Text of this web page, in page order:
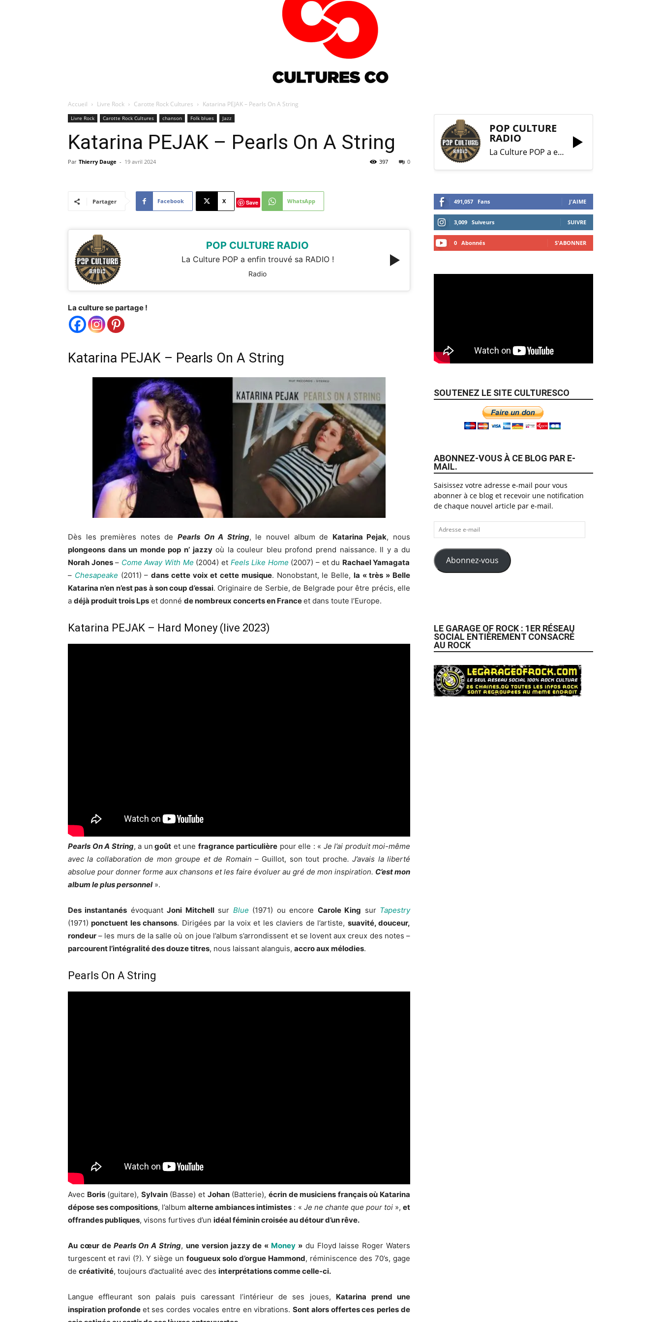
Accueil Livre Rock Carotte Rock Cultures Katarina PEJAK – Pearls On A String
Livre Rock Carotte Rock Cultures chanson Folk blues Jazz
Katarina PEJAK – Pearls On A String
Par Thierry Dauge - 19 avril 2024 0
397
Partager Facebook X Save WhatsApp
POP CULTURE RADIO
La Culture POP a enfin trouvé sa RADIO !
Radio
La culture se partage !
Katarina PEJAK – Pearls On A String
Dès les premières notes de Pearls On A String, le nouvel album de Katarina Pejak, nous
plongeons dans un monde pop n’ jazzyoù la couleur bleu profond prend naissance. Il y a du
Norah Jones– Come Away With Me (2004) et Feels Like Home (2007) – et du Rachael Yamagata
– Chesapeake (2011) –dans cette voix et cette musique. Nonobstant, le Belle, la « très » Belle
Katarina n’en n’est pas à son coup d’essai. Originaire de Serbie, de Belgrade pour être précis, elle
a déjà produit trois Lps et donné de nombreux concerts en Franceet dans toute l’Europe.
Katarina PEJAK – Hard Money (live 2023)
Pearls On A String, a un goût et une fragrance particulière pour elle : « Je l’ai produit moi-même
avec la collaboration de mon groupe et de Romain – Guillot, son tout proche. J’avais la liberté
absolue pour donner forme aux chansons et les faire évoluer au gré de mon inspiration. C’est mon
album le plus personnel».
Des instantanés évoquantJoni Mitchellsur Blue (1971) ou encore Carole King sur Tapestry
(1971)ponctuent les chansons. Dirigées par la voix et les claviers de l’artiste, suavité, douceur,
rondeur – les murs de la salle où on joue l’album s’arrondissent et se lovent aux creux des notes –
parcourent l’intégralité des douze titres, nous laissant alanguis, accro aux mélodies.
Pearls On A String
Avec Boris(guitare), Sylvain(Basse) et Johan(Batterie), écrin de musiciens français où Katarina
dépose ses compositions, l’albumalterne ambiances intimistes : « Je ne chante que pour toi», et
offrandes publiques, visons furtives d’un idéal féminin croisée au détour d’un rêve.
Au cœur de Pearls On A String, une version jazzy de « Money »du Floyd laisse Roger Waters
turgescent et ravi (?). Y siège un fougueux solo d’orgue Hammond, réminiscence des 70’s, gage
de créativité, toujours d’actualité avec des interprétations comme celle-ci.
Langue effleurant son palais puis caressant l’intérieur de ses joues, Katarina prend une
inspiration profonde et ses cordes vocales entre en vibrations.Sont alors offertes ces perles de
POP CULTURE
RADIO
La Culture POP a enfin trouvé sa RADIO !
491,057 Fans J'AIME
3,009 Suiveurs SUIVRE
0 Abonnés S'ABONNER
SOUTENEZ LE SITE CULTURESCO
ABONNEZ-VOUS À CE BLOG PAR E-
MAIL.
Saisissez votre adresse e-mail pour vous
abonner à ce blog et recevoir une notification
de chaque nouvel article par e-mail.
Adresse
e-
mail
Abonnez-vous
LE GARAGE OF ROCK : 1ER RÉSEAU
SOCIAL ENTIÈREMENT CONSACRÉ
AU ROCK